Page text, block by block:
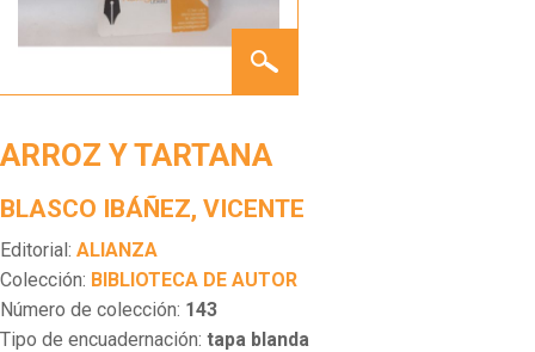
ARROZ Y TARTANA
BLASCO IBÁÑEZ, VICENTE
Editorial: ALIANZA
Colección: BIBLIOTECA DE AUTOR
Número de colección: 143
Tipo de encuadernación: tapa blanda